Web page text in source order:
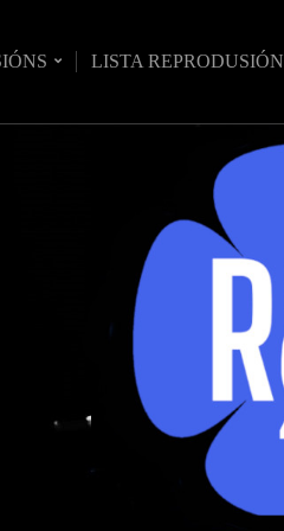
LISTA REPRODUSIÓN